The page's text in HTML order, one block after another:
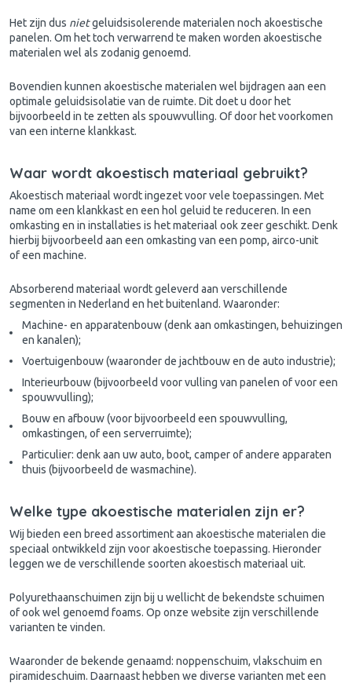
Het zijn dus nietgeluidsisolerende materialen noch akoestische
panelen. Om het toch verwarrend te maken worden akoestische
materialen wel als zodanig genoemd.
Bovendien kunnen akoestische materialen wel bijdragen aan een
optimale geluidsisolatie van de ruimte. Dit doet u door het
bijvoorbeeld in te zetten als spouwvulling. Of door het voorkomen
van een interne klankkast.
Waar wordt akoestisch materiaal gebruikt?
Akoestisch materiaal wordt ingezet voor vele toepassingen. Met
name om een klankkast en een hol geluid te reduceren. In een
omkasting en in installaties is het materiaal ook zeer geschikt. Denk
hierbij bijvoorbeeld aan een omkasting van een pomp, airco-unit
of een machine.
Absorberend materiaal wordt geleverd aan verschillende
segmenten in Nederland en het buitenland. Waaronder:
Machine- en apparatenbouw (denk aan omkastingen, behuizingen
en kanalen);
Voertuigenbouw (waaronder de jachtbouw en de auto industrie);
Interieurbouw (bijvoorbeeld voor vulling van panelen of voor een
spouwvulling);
Bouw en afbouw (voor bijvoorbeeld een spouwvulling,
omkastingen, of een serverruimte);
Particulier: denk aan uw auto, boot, camper of andere apparaten
thuis (bijvoorbeeld de wasmachine).
Welke type akoestische materialen zijn er?
Wij bieden een breed assortiment aan akoestische materialen die
speciaal ontwikkeld zijn voor akoestische toepassing. Hieronder
leggen we de verschillende soorten akoestisch materiaal uit.
Polyurethaanschuimen zijn bij u wellicht de bekendste schuimen
of ook wel genoemd foams. Op onze website zijn verschillende
varianten te vinden.
Waaronder de bekende genaamd: noppenschuim, vlakschuim en
piramideschuim. Daarnaast hebben we diverse varianten met een